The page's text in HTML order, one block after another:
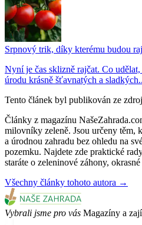
Srpnový trik, díky kterému budou
Nyní je čas sklizně rajčat. Co
úrodu krásně šťavnatých a
Tento článek byl publikován ze
Články z magazínu
milovníky zeleně. Jsou určeny těm,
a úrodnou zahradu bez ohledu na
pozemku. Najdete zde praktické
staráte o zeleninové záhony,
Všechny články tohoto autora →
Vybrali jsme pro vás Magazíny a